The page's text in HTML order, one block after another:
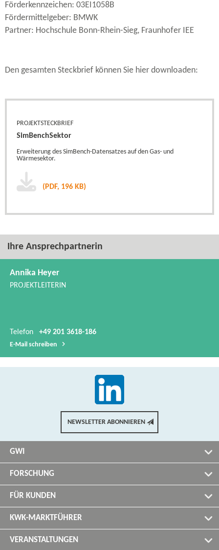
Förderkennzeichen: 03EI1058B
Fördermittelgeber: BMWK
Partner: Hochschule Bonn-​Rhein-Sieg, Fraunhofer IEE
Den gesamten Steckbrief können Sie hier downloaden:
PROJEKTSTECKBRIEF
SimBenchSektor
Erweiterung des SimBench-​Datensatzes auf den Gas- und
Wärmesektor.
(PDF, 196 KB)
Ihre Ansprechpartnerin
Annika Heyer
PROJEKTLEITERIN
Telefon +49 201 3618-186
E-​Mail schreiben
NEWSLETTER ABONNIEREN
GWI
FORSCHUNG
FÜR KUNDEN
KWK-MARKTFÜHRER
VERANSTALTUNGEN